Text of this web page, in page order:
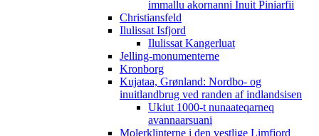
immallu akornanni Inuit Piniarfii
Christiansfeld
Ilulissat Isfjord
Ilulissat Kangerluat
Jelling-monumenterne
Kronborg
Kujataa, Grønland: Nordbo- og
inuitlandbrug ved randen af indlandsisen
Ukiut 1000-t nunaateqarneq
avannaarsuani
Molerklinterne i den vestlige Limfjord